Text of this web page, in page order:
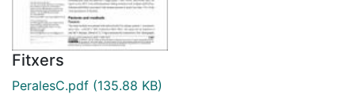
Fitxers
PeralesC.pdf (135.88 KB)